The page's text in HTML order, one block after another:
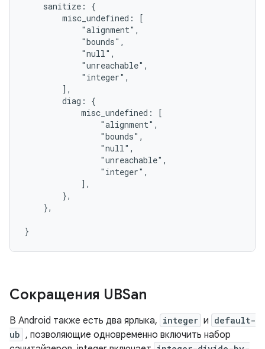
    sanitize: {
        misc_undefined: [
            "alignment",
            "bounds",
            "null",
            "unreachable",
            "integer",
        ],
        diag: {
            misc_undefined: [
                "alignment",
                "bounds",
                "null",
                "unreachable",
                "integer",
            ],
        },
    },
Сокращения UBSan
В Android также есть два ярлыка, integer и default-
ub , позволяющие одновременно включить набор